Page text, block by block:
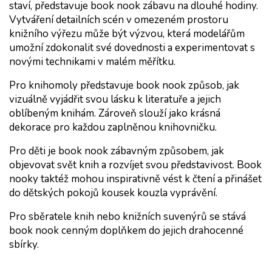
staví, představuje book nook zábavu na dlouhé hodiny.
Vytváření detailních scén v omezeném prostoru
knižního výřezu může být výzvou, která modelářům
umožní zdokonalit své dovednosti a experimentovat s
novými technikami v malém měřítku.
Pro knihomoly představuje book nook způsob, jak
vizuálně vyjádřit svou lásku k literatuře a jejich
oblíbeným knihám. Zároveň slouží jako krásná
dekorace pro každou zaplněnou knihovničku.
Pro děti je book nook zábavným způsobem, jak
objevovat svět knih a rozvíjet svou představivost. Book
nooky taktéž mohou inspirativně vést k čtení a přinášet
do dětských pokojů kousek kouzla vyprávění.
Pro sběratele knih nebo knižních suvenýrů se stává
book nook cenným doplňkem do jejich drahocenné
sbírky.